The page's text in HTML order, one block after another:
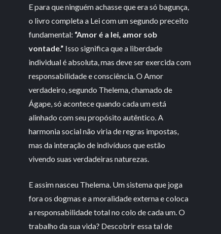
E para que ninguém achasse que era só bagunça,
o livro completa a Lei com um segundo preceito
fundamental: “Amor é a lei, amor sob
vontade.” Isso significa que a liberdade
individual é absoluta, mas deve ser exercida com
responsabilidade e consciência. O Amor
verdadeiro, segundo Thelema, chamado de
Ágape, só acontece quando cada um está
alinhado com seu propósito autêntico. A
harmonia social não viria de regras impostas,
mas da interação de indivíduos que estão
vivendo suas verdadeiras naturezas.
E assim nasceu Thelema. Um sistema que joga
fora os dogmas e a moralidade externa e coloca
a responsabilidade total no colo de cada um. O
trabalho da sua vida? Descobrir essa tal de